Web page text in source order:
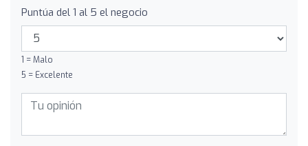
Puntúa del 1 al 5 el negocio
1 = Malo
5 = Excelente